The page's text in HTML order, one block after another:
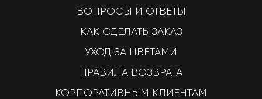
ВОПРОСЫ И ОТВЕТЫ
КАК СДЕЛАТЬ ЗАКАЗ
УХОД ЗА ЦВЕТАМИ
ПРАВИЛА ВОЗВРАТА
КОРПОРАТИВНЫМ КЛИЕНТАМ